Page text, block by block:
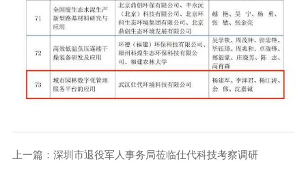
上一篇： 深圳市退役军人事务局莅临仕代科技考察调研